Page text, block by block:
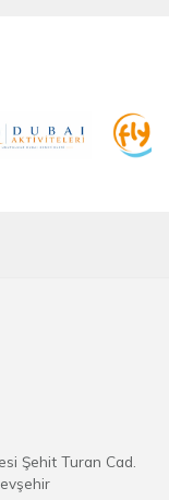
Şehit Turan Cad.